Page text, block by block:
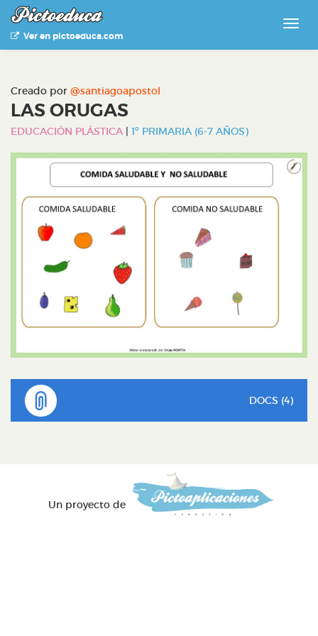
Ver en pictoeduca.com
Creado por @santiagoapostol
LAS ORUGAS
EDUCACIÓN PLÁSTICA | 1º PRIMARIA (6-7 AÑOS)
DOCS (4)
Un proyecto de